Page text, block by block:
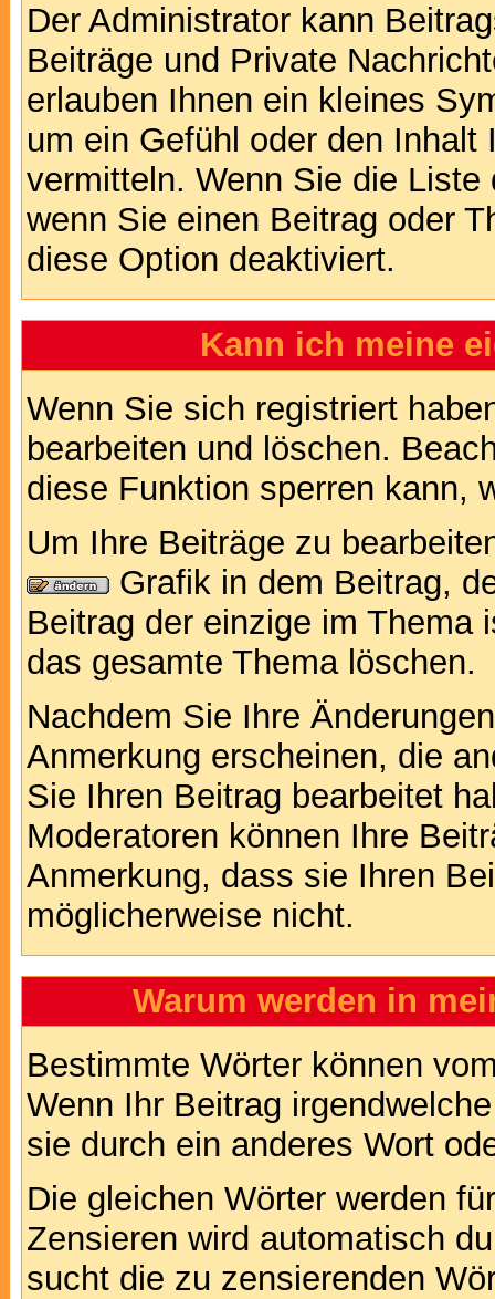
Der Administrator kann
Beiträge und Private
erlauben Ihnen ein kleines
um ein Gefühl oder den
vermitteln. Wenn Sie die
wenn Sie einen Beitrag oder
diese Option deaktiviert.
Kann ich meine
Wenn Sie sich registriert
bearbeiten und löschen.
diese Funktion sperren kann,
Um Ihre Beiträge zu
Grafik in dem Beitrag,
Beitrag der einzige im Thema
das gesamte Thema löschen.
Nachdem Sie Ihre
Anmerkung erscheinen, die
Sie Ihren Beitrag bearbeitet
Moderatoren können Ihre
Anmerkung, dass sie Ihren
möglicherweise nicht.
Warum werden in
Bestimmte Wörter können
Wenn Ihr Beitrag
sie durch ein anderes Wort
Die gleichen Wörter werden
Zensieren wird automatisch
sucht die zu zensierenden